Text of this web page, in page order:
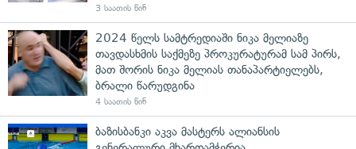
3 საათის წინ
2024 წელს სამტრედიაში ნიკა მელიაზე
თავდასხმის საქმეზე პროკურატურამ სამ პირს,
მათ შორის ნიკა მელიას თანაპარტიელებს,
ბრალი წარუდგინა
4 საათის წინ
ბაზისბანკი აკვა მასტერს ალიანსის